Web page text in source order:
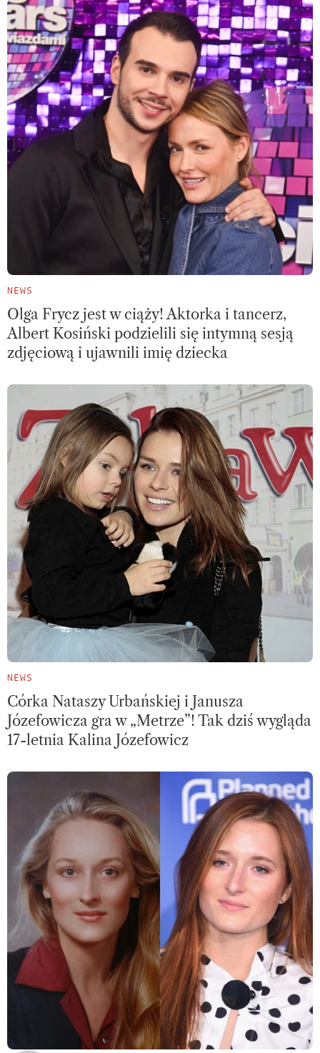
NEWS
Olga Frycz jest w ciąży! Aktorka i tancerz,
Albert Kosiński podzielili się intymną sesją
zdjęciową i ujawnili imię dziecka
NEWS
Córka Nataszy Urbańskiej i Janusza
Józefowicza gra w „Metrze”! Tak dziś wygląda
17-letnia Kalina Józefowicz